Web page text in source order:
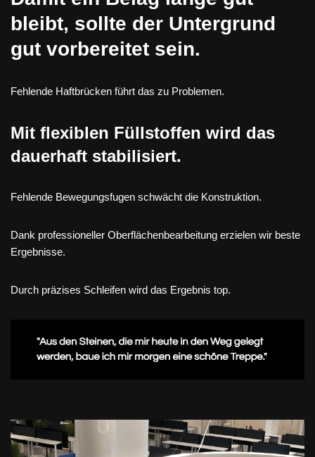
bleibt, sollte der Untergrund
gut vorbereitet sein.
Fehlende Haftbrücken führt das zu Problemen.
Mit flexiblen Füllstoffen wird das
dauerhaft stabilisiert.
Fehlende Bewegungsfugen schwächt die Konstruktion.
Dank professioneller Oberflächenbearbeitung erzielen wir beste
Ergebnisse.
Durch präzises Schleifen wird das Ergebnis top.